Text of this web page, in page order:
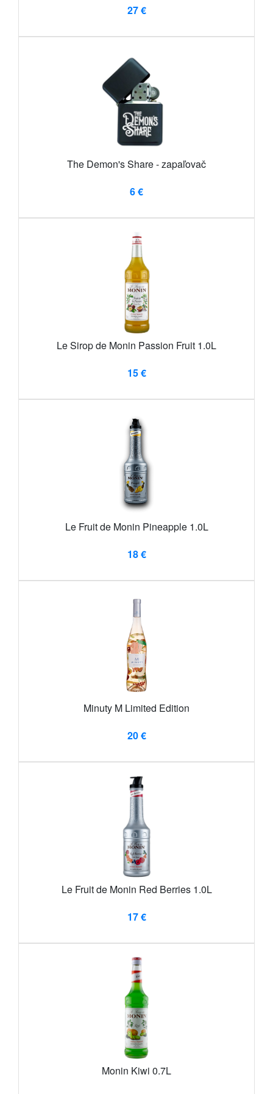
27 €
The Demon's Share - zapaľovač
6 €
Le Sirop de Monin Passion Fruit 1.0L
15 €
Le Fruit de Monin Pineapple 1.0L
18 €
Minuty M Limited Edition
20 €
Le Fruit de Monin Red Berries 1.0L
17 €
Monin Kiwi 0.7L